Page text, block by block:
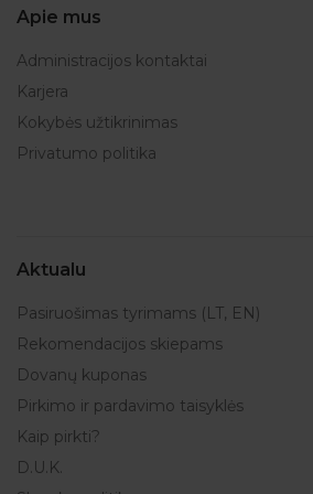
Apie mus
Administracijos kontaktai
Karjera
Kokybės užtikrinimas
Privatumo politika
Aktualu
Pasiruošimas tyrimams (LT, EN)
Rekomendacijos skiepams
Dovanų kuponas
Pirkimo ir pardavimo taisyklės
Kaip pirkti?
D.U.K.